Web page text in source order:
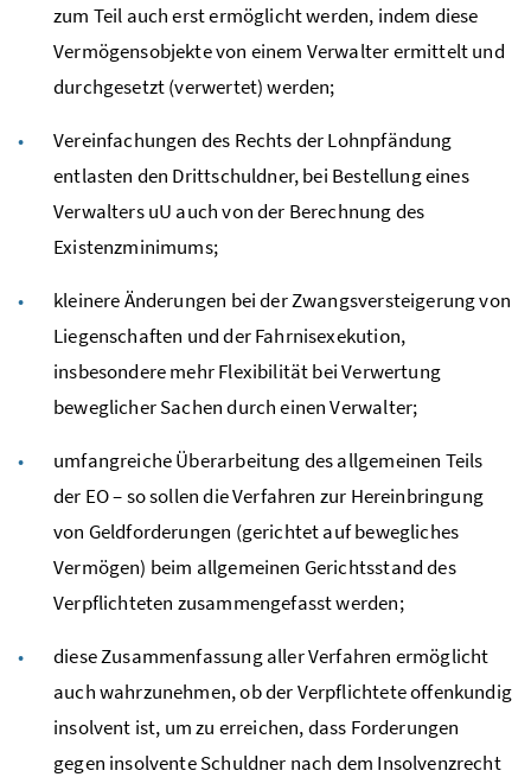
zum Teil auch erst ermöglicht werden, indem diese
Vermögensobjekte von einem Verwalter ermittelt und
durchgesetzt (verwertet) werden;
Vereinfachungen des Rechts der Lohnpfändung
entlasten den Drittschuldner, bei Bestellung eines
Verwalters uU auch von der Berechnung des
Existenzminimums;
kleinere Änderungen bei der Zwangsversteigerung von
Liegenschaften und der Fahrnisexekution,
insbesondere mehr Flexibilität bei Verwertung
beweglicher Sachen durch einen Verwalter;
umfangreiche Überarbeitung des allgemeinen Teils
der EO – so sollen die Verfahren zur Hereinbringung
von Geldforderungen (gerichtet auf bewegliches
Vermögen) beim allgemeinen Gerichtsstand des
Verpflichteten zusammengefasst werden;
diese Zusammenfassung aller Verfahren ermöglicht
auch wahrzunehmen, ob der Verpflichtete offenkundig
insolvent ist, um zu erreichen, dass Forderungen
gegen insolvente Schuldner nach dem Insolvenzrecht